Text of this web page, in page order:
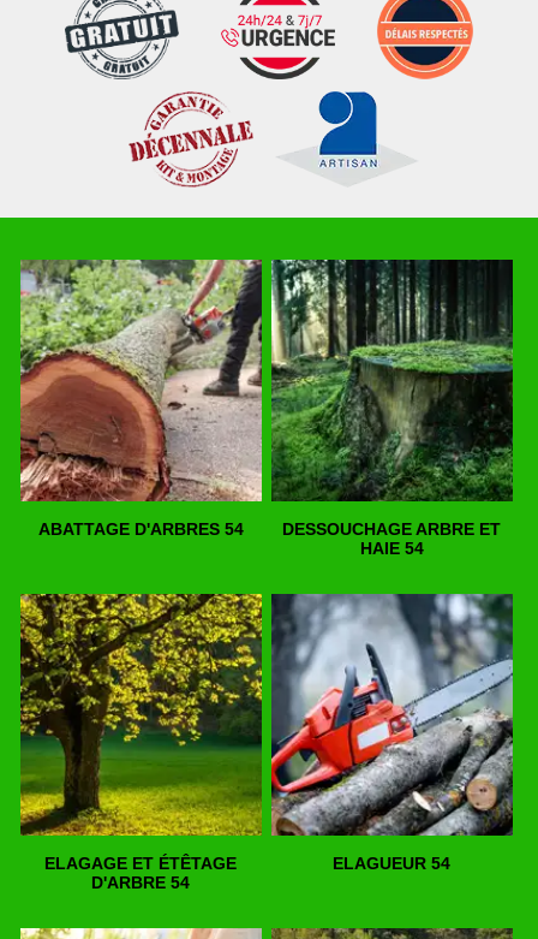
ABATTAGE D'ARBRES 54
DESSOUCHAGE ARBRE ET
HAIE 54
ELAGAGE ET ÉTÊTAGE
D'ARBRE 54
ELAGUEUR 54